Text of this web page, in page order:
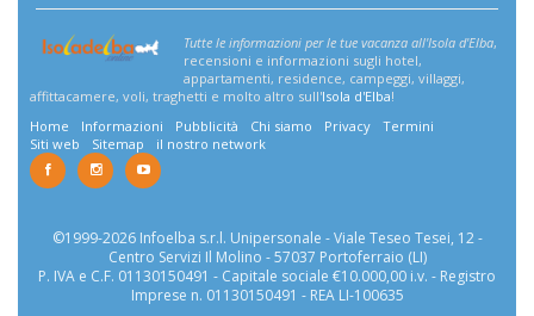
Tutte le informazioni per le tue vacanza all'Isola d'Elba,
recensioni e informazioni sugli hotel,
appartamenti, residence, campeggi, villaggi,
affittacamere, voli, traghetti e molto altro sull'Isola d'Elba!
Home
Informazioni Pubblicità Chi siamo Privacy
Termini
Siti web
Sitemap il nostro network
©1999-2026 Infoelba s.r.l. Unipersonale - Viale Teseo Tesei, 12 -
Centro Servizi Il Molino - 57037 Portoferraio (LI)
P. IVA e C.F. 01130150491 - Capitale sociale €10.000,00 i.v. - Registro
Imprese n. 01130150491 - REA LI-100635